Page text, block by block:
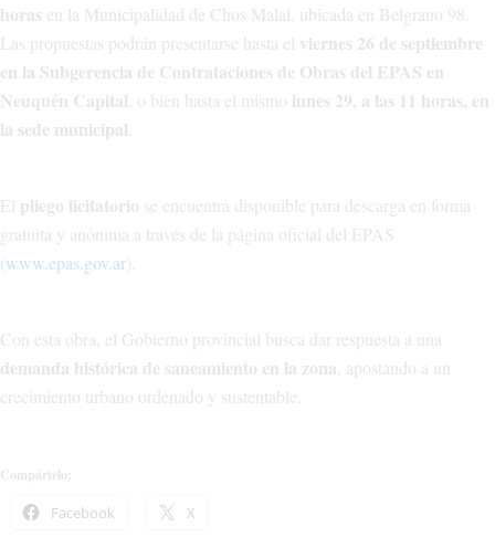
horas en la Municipalidad de Chos Malal, ubicada en Belgrano 98.
Las propuestas podrán presentarse hasta el viernes 26 de septiembre
en la Subgerencia de Contrataciones de Obras del EPAS en
Neuquén Capital , o bien hasta el mismo lunes 29, a las 11 horas, en
la sede municipal
El pliego licitatorio se encuentra disponible para descarga en forma
gratuita y anónima a través de la página oficial del EPAS
(www.epas.gov.ar).
Con esta obra, el Gobierno provincial busca dar respuesta a una
demanda histórica de saneamiento en la zona, apostando a un
crecimiento urbano ordenado y sustentable.
Compártelo:
Facebook X